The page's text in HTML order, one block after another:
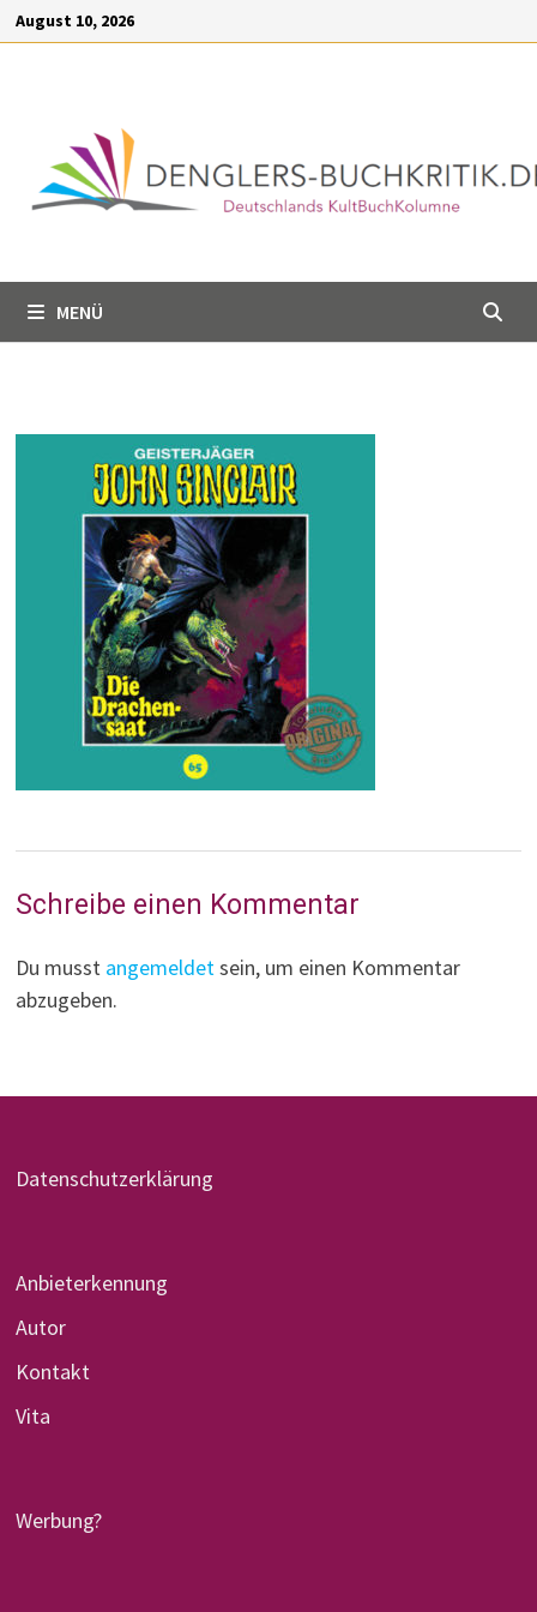
springen
Zum
Inhalt
August 10, 2026
MENÜ
Schreibe einen Kommentar
Du musst angemeldetsein, um einen Kommentar
abzugeben.
Datenschutzerklärung
Anbieterkennung
Autor
Kontakt
Vita
Werbung?